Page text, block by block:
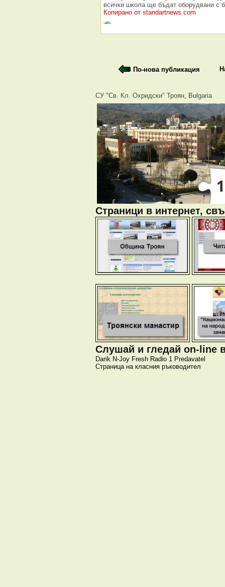
всички школа ще бъдат оборудвани с
Копирано от standartnews.com
По-нова публикация
СУ "Св. Кл. Охридски" Троян, Bulgaria
Страници в интернет,
Слушай и гледай on-line
Darik N-Joy Fresh Radio 1 Predavatel
Страница на класния ръководител